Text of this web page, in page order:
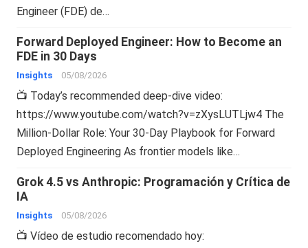
Engineer (FDE) de…
Forward Deployed Engineer: How to Become an
FDE in 30 Days
Insights 05/08/2026
📺 Today’s recommended deep-dive video:
https://www.youtube.com/watch?v=zXysLUTLjw4 The
Million-Dollar Role: Your 30-Day Playbook for Forward
Deployed Engineering As frontier models like…
Grok 4.5 vs Anthropic: Programación y Crítica de
IA
Insights 05/08/2026
📺 Vídeo de estudio recomendado hoy: